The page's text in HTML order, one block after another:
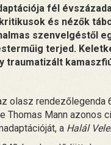
fél
és nézők
szenvelgéstől
terjed.
traumatizált
olasz rendezőlegenda
Thomas Mann azonos
a Halál